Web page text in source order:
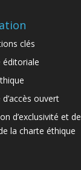
clés
éditoriale
ouvert
d’exclusivité et de
la charte éthique